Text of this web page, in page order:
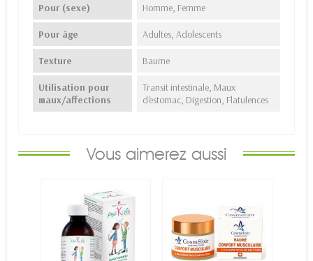
Pour (sexe) Homme, Femme
Pour âge Adultes, Adolescents
Texture Baume
Utilisation pour
maux/affections
Transit intestinale, Maux
d'estomac, Digestion, Flatulences
Vous aimerez aussi